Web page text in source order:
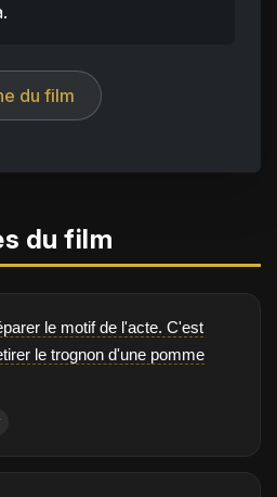
du film
du film
le motif de l'acte. C'est
le trognon d'une pomme